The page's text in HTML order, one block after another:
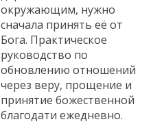
окружающим, нужно
сначала принять её от
Бога. Практическое
руководство по
обновлению отношений
через веру, прощение и
принятие божественной
благодати ежедневно.